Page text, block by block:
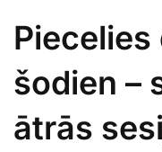
Piecelies
šodien –
ātrās